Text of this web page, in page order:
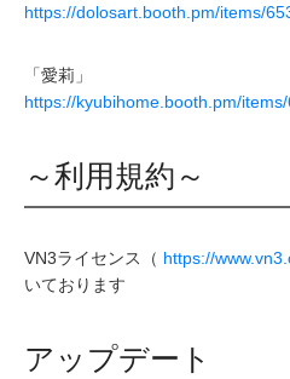
https://dolosart.booth.pm/items/
「愛莉」
https://kyubihome.booth.pm/
～利用規約～
VN3ライセンス（ https://
いております
アップデート